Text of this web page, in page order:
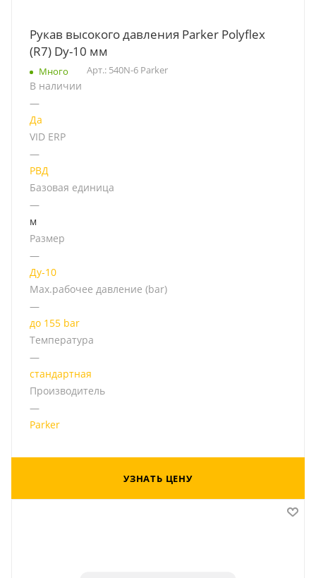
Рукав высокого давления Parker Polyflex
(R7) Dу-10 мм
Много Арт.: 540N-6 Parker
В наличии
—
Да
VID ERP
—
РВД
Базовая единица
—
м
Размер
—
Ду-10
Мах.рабочее давление (bar)
—
до 155 bar
Температура
—
стандартная
Производитель
—
Parker
УЗНАТЬ ЦЕНУ